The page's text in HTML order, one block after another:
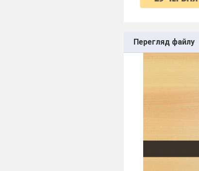
Перегляд файлу